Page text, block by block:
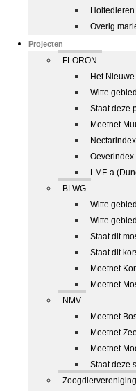
Holtedieren
Overig
Projecten
FLORON
Het
Witte
Staat deze
Meetnet
Nectarindex
Oeverindex
LMF-a
BLWG
Witte
Witte
Staat dit
Staat dit
Meetnet
Meetnet
NMV
Meetnet
Meetnet
Meetnet
Staat deze
Zoogdiervereniging